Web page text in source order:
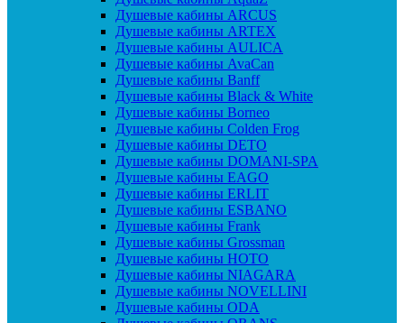
Душевые кабины ARCUS
Душевые кабины ARTEX
Душевые кабины AULICA
Душевые кабины AvaCan
Душевые кабины Banff
Душевые кабины Black & White
Душевые кабины Borneo
Душевые кабины Colden Frog
Душевые кабины DETO
Душевые кабины DOMANI-SPA
Душевые кабины EAGO
Душевые кабины ERLIT
Душевые кабины ESBANO
Душевые кабины Frank
Душевые кабины Grossman
Душевые кабины HOTO
Душевые кабины NIAGARA
Душевые кабины NOVELLINI
Душевые кабины ODA